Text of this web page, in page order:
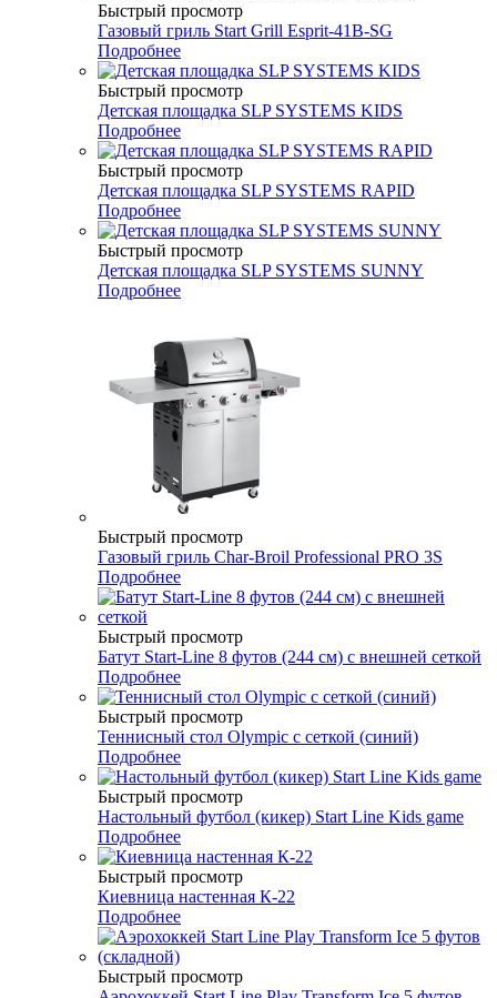
Быстрый просмотр
Газовый гриль Start Grill Esprit-41B-SG
Подробнее
Быстрый просмотр
Детская площадка SLP SYSTEMS KIDS
Подробнее
Быстрый просмотр
Детская площадка SLP SYSTEMS RAPID
Подробнее
Быстрый просмотр
Детская площадка SLP SYSTEMS SUNNY
Подробнее
Быстрый просмотр
Газовый гриль Char-Broil Professional PRO 3S
Подробнее
Быстрый просмотр
Батут Start-Line 8 футов (244 см) с внешней сеткой
Подробнее
Быстрый просмотр
Теннисный стол Olympic с сеткой (синий)
Подробнее
Быстрый просмотр
Настольный футбол (кикер) Start Line Kids game
Подробнее
Быстрый просмотр
Киевница настенная К-22
Подробнее
Быстрый просмотр